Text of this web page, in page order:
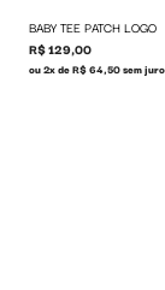
BABY TEE PATCH LOGO
R$ 129,00
ou 2x de R$ 64,50 sem